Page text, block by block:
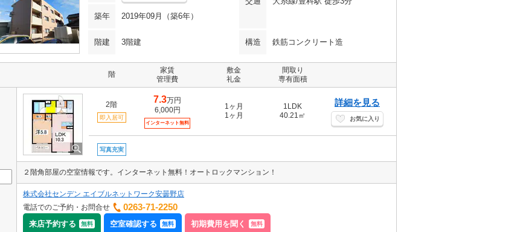
築年
2019年09月（築6年）
階建 3階建 構造 鉄筋コンクリート造
階
家賃
管理費
敷金
礼金
間取り
専有面積
2階
即入居可
7.3万円
6,000円
インターネット無料
1ヶ月
1ヶ月
1LDK
40.21㎡
詳細を見る
お気に入り
写真充実
２階角部屋の空室情報です。インターネット無料！オートロックマンション！
株式会社センデン エイブルネットワーク安曇野店
電話でのご予約・お問合せ
0263-71-2250
来店予約する 無料 空室確認する 無料 初期費用を聞く 無料